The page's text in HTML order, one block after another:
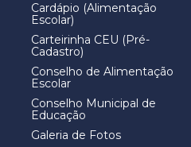
Cardápio (Alimentação
Escolar)
Carteirinha CEU (Pré-
Cadastro)
Conselho de Alimentação
Escolar
Conselho Municipal de
Educação
Galeria de Fotos